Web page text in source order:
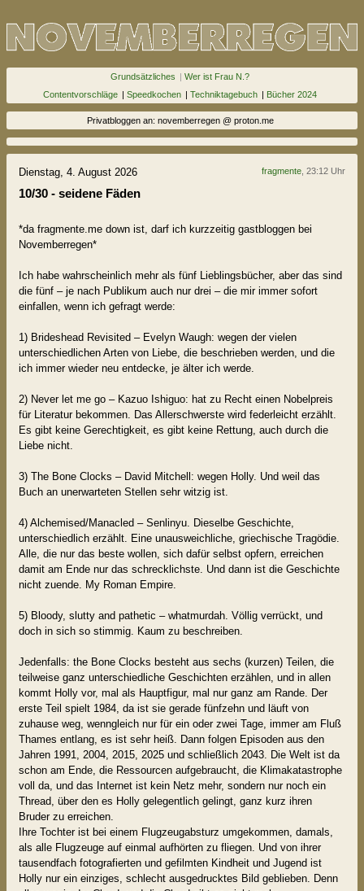
Grundsätzliches
Wer ist Frau N.?
Contentvorschläge
Speedkochen Techniktagebuch Bücher 2024
Privatbloggen an: novemberregen @ proton.me
Dienstag, 4. August 2026 fragmente , 23:12 Uhr
10/30 - seidene Fäden
*da fragmente.me down ist, darf ich kurzzeitig gastbloggen bei
Novemberregen*
Ich habe wahrscheinlich mehr als fünf Lieblingsbücher, aber das sind
die fünf – je nach Publikum auch nur drei – die mir immer sofort
einfallen, wenn ich gefragt werde:
1) Brideshead Revisited – Evelyn Waugh: wegen der vielen
unterschiedlichen Arten von Liebe, die beschrieben werden, und die
ich immer wieder neu entdecke, je älter ich werde.
2) Never let me go – Kazuo Ishiguo: hat zu Recht einen Nobelpreis
für Literatur bekommen. Das Allerschwerste wird federleicht erzählt.
Es gibt keine Gerechtigkeit, es gibt keine Rettung, auch durch die
Liebe nicht.
3) The Bone Clocks – David Mitchell: wegen Holly. Und weil das
Buch an unerwarteten Stellen sehr witzig ist.
4) Alchemised/Manacled – Senlinyu. Dieselbe Geschichte,
unterschiedlich erzählt. Eine unausweichliche, griechische Tragödie.
Alle, die nur das beste wollen, sich dafür selbst opfern, erreichen
damit am Ende nur das schrecklichste. Und dann ist die Geschichte
nicht zuende. My Roman Empire.
5) Bloody, slutty and pathetic – whatmurdah. Völlig verrückt, und
doch in sich so stimmig. Kaum zu beschreiben.
Jedenfalls: the Bone Clocks besteht aus sechs (kurzen) Teilen, die
teilweise ganz unterschiedliche Geschichten erzählen, und in allen
kommt Holly vor, mal als Hauptfigur, mal nur ganz am Rande. Der
erste Teil spielt 1984, da ist sie gerade fünfzehn und läuft von
zuhause weg, wenngleich nur für ein oder zwei Tage, immer am Fluß
Thames entlang, es ist sehr heiß. Dann folgen Episoden aus den
Jahren 1991, 2004, 2015, 2025 und schließlich 2043. Die Welt ist da
schon am Ende, die Ressourcen aufgebraucht, die Klimakatastrophe
voll da, und das Internet ist kein Netz mehr, sondern nur noch ein
Thread, über den es Holly gelegentlich gelingt, ganz kurz ihren
Bruder zu erreichen.
Ihre Tochter ist bei einem Flugzeugabsturz umgekommen, damals,
als alle Flugzeuge auf einmal aufhörten zu fliegen. Und von ihrer
tausendfach fotografierten und gefilmten Kindheit und Jugend ist
Holly nur ein einziges, schlecht ausgedrucktes Bild geblieben. Denn